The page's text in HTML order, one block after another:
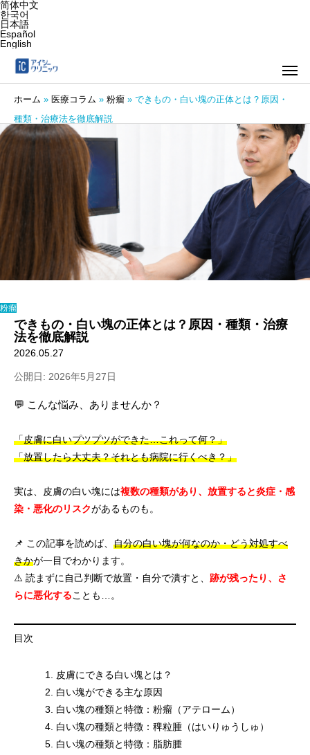
简体中文
한국어
日本語
Español
English
ホーム » 医療コラム » 粉瘤 » できもの・白い塊の正体とは？原因・
種類・治療法を徹底解説
粉瘤
できもの・白い塊の正体とは？原因・種類・治療
法を徹底解説
2026.05.27
公開日: 2026年5月27日
💬 こんな悩み、ありませんか？
「皮膚に白いプツプツができた…これって何？」
「放置したら大丈夫？それとも病院に行くべき？」
実は、皮膚の白い塊には複数の種類があり、放置すると炎症・感
染・悪化のリスクがあるものも。
📌 この記事を読めば、 自分の白い塊が何なのか・どう対処すべ
きかが一目でわかります。
⚠️ 読まずに自己判断で放置・自分で潰すと、 跡が残ったり、さ
らに悪化することも…。
目次
皮膚にできる白い塊とは？
白い塊ができる主な原因
白い塊の種類と特徴：粉瘤（アテローム）
白い塊の種類と特徴：稗粒腫（はいりゅうしゅ）
白い塊の種類と特徴：脂肪腫